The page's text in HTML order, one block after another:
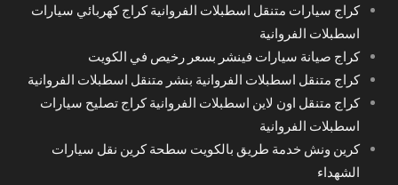
كراج سيارات متنقل اسطبلات الفروانية كراج كهربائي سيارات
اسطبلات الفروانية
كراج صيانة سيارات فينشر بسعر رخيص في الكويت
كراج متنقل اسطبلات الفروانية بنشر متنقل اسطبلات الفروانية
كراج متنقل اون لاين اسطبلات الفروانية كراج تصليح سيارات
اسطبلات الفروانية
كرين ونش خدمة طريق بالكويت سطحة كرين نقل سيارات
الشهداء